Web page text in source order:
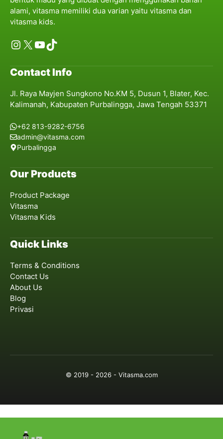
alami, vitasma memiliki dua varian yaitu vitasma dan
vitasma kids.
Instagram
X YouTube
TikTok
Contact Info
Jl. Raya Mayjen Sungkono No.KM 5, Dusun 1, Blater, Kec.
Kalimanah, Kabupaten Purbalingga, Jawa Tengah 53371
+62 813-9282-6756
admin@vitasma.com
Purbalingga
Our Products
Product Package
Vitasma
Vitasma Kids
Quick Links
Terms & Conditions
Contact Us
About Us
Blog
Privasi
© 2019 - 2026 - Vitasma.com